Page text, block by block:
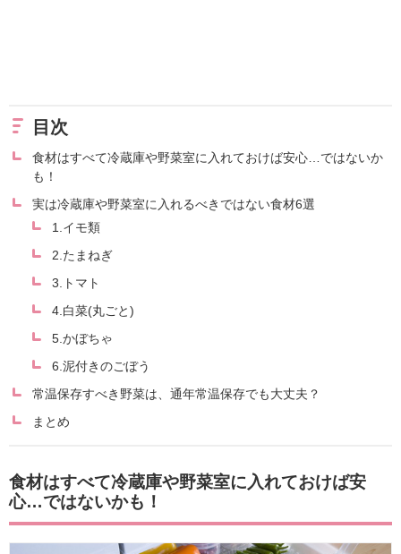
目次
食材はすべて冷蔵庫や野菜室に入れておけば安心…ではないか
も！
実は冷蔵庫や野菜室に入れるべきではない食材6選
1.イモ類
2.たまねぎ
3.トマト
4.白菜(丸ごと)
5.かぼちゃ
6.泥付きのごぼう
常温保存すべき野菜は、通年常温保存でも大丈夫？
まとめ
食材はすべて冷蔵庫や野菜室に入れておけば安
心…ではないかも！